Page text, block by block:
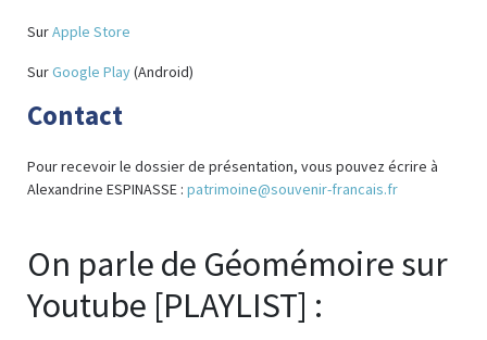
SurApple Store
SurGoogle Play(Android)
Contact
Pour recevoir le dossier de présentation, vous pouvez écrire à
Alexandrine ESPINASSE : patrimoine@souvenir-francais.fr
On parle de Géomémoire sur
Youtube [PLAYLIST] :